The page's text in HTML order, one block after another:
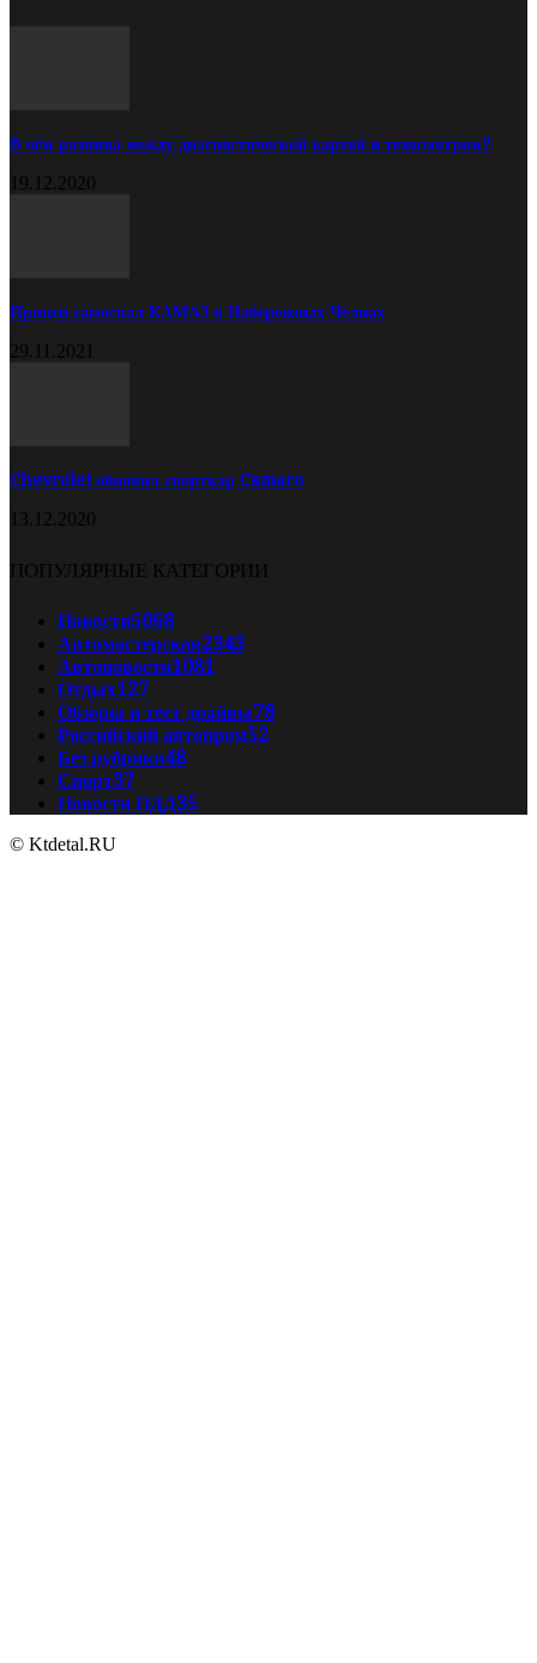
В чём разница между диагностической картой и техосмотром?
19.12.2020
Прицеп самосвал КАМАЗ в Набережных Челнах
29.11.2021
Chevrolet обновил спорткар Camaro
13.12.2020
ПОПУЛЯРНЫЕ КАТЕГОРИИ
Новости5068
Автомастерская2343
Автоновости1081
Отдых127
Обзоры и тест драйвы78
Российский автопром52
Без рубрики48
Спорт37
Новости ПДД35
© Ktdetal.RU